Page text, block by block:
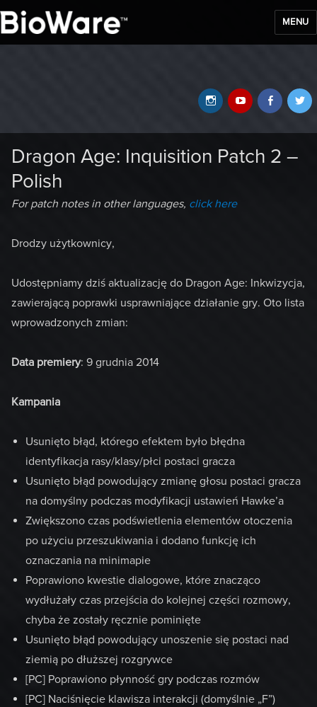
MENU
YouTube
Instagram
Dragon Age: Inquisition Patch 2 –
Polish
For patch notes in other languages, click here
Drodzy użytkownicy,
Udostępniamy dziś aktualizację do Dragon Age: Inkwizycja,
zawierającą poprawki usprawniające działanie gry. Oto lista
wprowadzonych zmian:
Data premiery: 9 grudnia 2014
Kampania
Usunięto błąd, którego efektem było błędna
identyfikacja rasy/klasy/płci postaci gracza
Usunięto błąd powodujący zmianę głosu postaci gracza
na domyślny podczas modyfikacji ustawień Hawke’a
Zwiększono czas podświetlenia elementów otoczenia
po użyciu przeszukiwania i dodano funkcję ich
oznaczania na minimapie
Poprawiono kwestie dialogowe, które znacząco
wydłużały czas przejścia do kolejnej części rozmowy,
chyba że zostały ręcznie pominięte
Usunięto błąd powodujący unoszenie się postaci nad
ziemią po dłuższej rozgrywce
[PC] Poprawiono płynność gry podczas rozmów
[PC] Naciśnięcie klawisza interakcji (domyślnie „F”)